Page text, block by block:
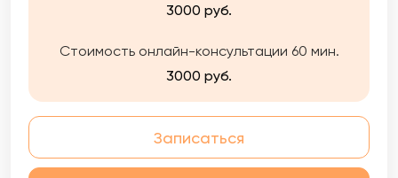
Моя цель — быть рядом и помочь вам найти в
работаю со взрослыми от 18 лет в
подходе, подбирая техники из разных
направлений, исходя из запроса и вашей
индивидуальности.
3000 руб.
Стоимость онлайн-консультации 60 мин.
3000 руб.
Записаться